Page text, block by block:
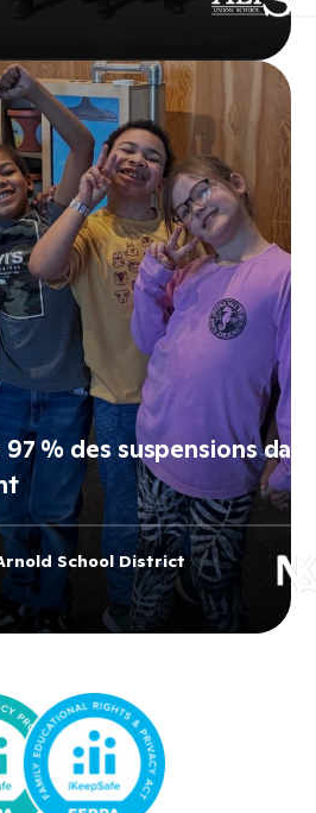
% des suspensions
School District
Arnold